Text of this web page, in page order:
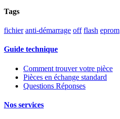
Tags
fichier anti-démarrage off flash eprom
Guide technique
Comment trouver votre pièce
Pièces en échange standard
Questions Réponses
Nos services